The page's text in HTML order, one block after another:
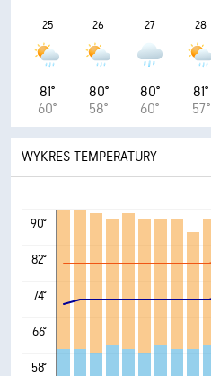
25
81°
60°
26
80°
58°
27
80°
60°
28
81°
57°
WYKRES TEMPERATURY
90°
82°
74°
66°
58°